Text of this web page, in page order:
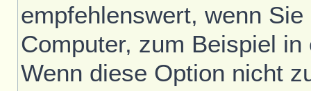
empfehlenswert, wenn
Computer, zum Beispiel
Wenn diese Option nicht